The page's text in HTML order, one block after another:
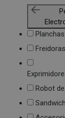
Freidoras
Robot